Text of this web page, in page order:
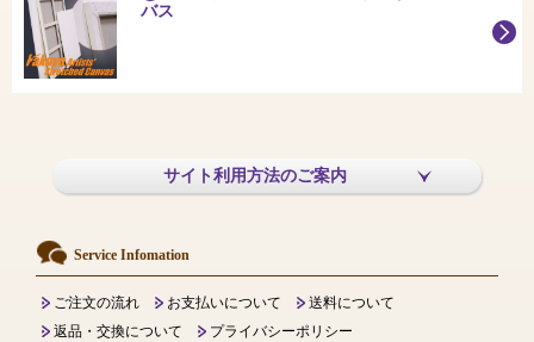
バス
サイト利用方法のご案内
Service Infomation
ご注文の流れ お支払いについて
送料について
返品・交換について
プライバシーポリシー